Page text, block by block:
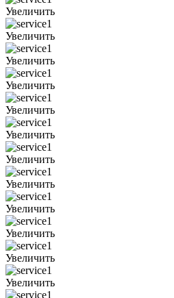
Увеличить
Увеличить
Увеличить
Увеличить
Увеличить
Увеличить
Увеличить
Увеличить
Увеличить
Увеличить
Увеличить
Увеличить